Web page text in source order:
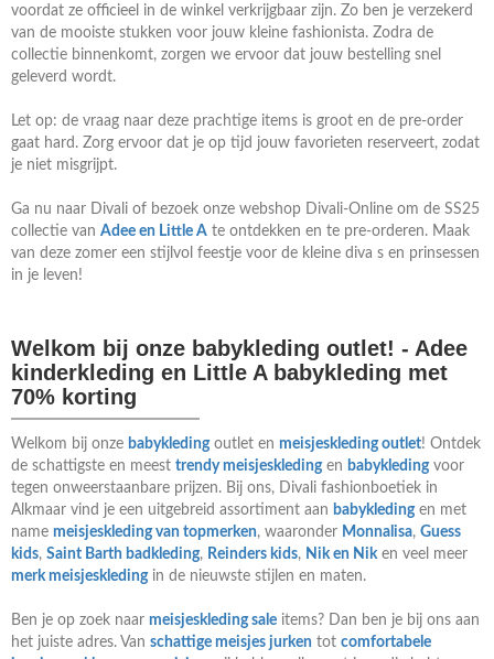
voordat ze officieel in de winkel verkrijgbaar zijn. Zo ben je verzekerd
van de mooiste stukken voor jouw kleine fashionista. Zodra de
collectie binnenkomt, zorgen we ervoor dat jouw bestelling snel
geleverd wordt.
Let op: de vraag naar deze prachtige items is groot en de pre-order
gaat hard. Zorg ervoor dat je op tijd jouw favorieten reserveert, zodat
je niet misgrijpt.
Ga nu naar Divali of bezoek onze webshop Divali-Online om de SS25
collectie van Adee en Little A te ontdekken en te pre-orderen. Maak
van deze zomer een stijlvol feestje voor de kleine diva s en prinsessen
in je leven!
Welkom bij onze babykleding outlet! - Adee
kinderkleding en Little A babykleding met
70% korting
Welkom bij onze babykledingoutlet en meisjeskleding outlet! Ontdek
de schattigste en meest trendy meisjeskledingen babykledingvoor
tegen onweerstaanbare prijzen. Bij ons, Divali fashionboetiek in
Alkmaar vind je een uitgebreid assortiment aan babykledingen met
name meisjeskleding van topmerken, waaronder Monnalisa, Guess
kids, Saint Barth badkleding, Reinders kids, Nik en Niken veel meer
merk meisjeskledingin de nieuwste stijlen en maten.
Ben je op zoek naar meisjeskleding sale items? Dan ben je bij ons aan
het juiste adres. Van schattige meisjes jurken tot comfortabele